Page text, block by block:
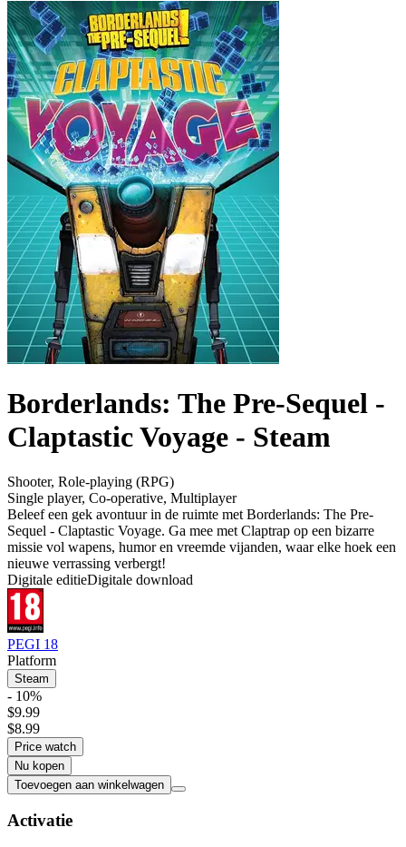
Borderlands: The Pre-Sequel -
Claptastic Voyage - Steam
Shooter, Role-playing (RPG)
Single player, Co-operative, Multiplayer
Beleef een gek avontuur in de ruimte met Borderlands: The Pre-
Sequel - Claptastic Voyage. Ga mee met Claptrap op een bizarre
missie vol wapens, humor en vreemde vijanden, waar elke hoek een
nieuwe verrassing verbergt!
Digitale editieDigitale download
PEGI 18
Platform
Steam
- 10%
$9.99
$8.99
Price watch
Nu kopen
Toevoegen aan winkelwagen
Activatie